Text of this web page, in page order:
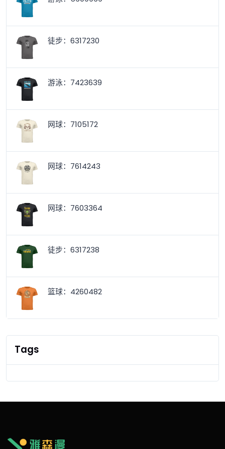
徒步：6317230
游泳：7423639
网球：7105172
网球：7614243
网球：7603364
徒步：6317238
篮球：4260482
Tags